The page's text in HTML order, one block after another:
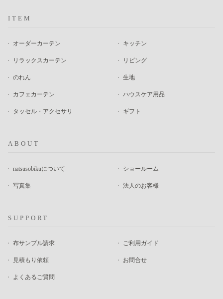
ITEM
オーダーカーテン
リラックスカーテン
のれん
カフェカーテン
タッセル・アクセサリ
キッチン
リビング
生地
ハウスケア用品
ギフト
ABOUT
natsusobikuについて
写真集
ショールーム
法人のお客様
SUPPORT
布サンプル請求
見積もり依頼
よくあるご質問
ご利用ガイド
お問合せ